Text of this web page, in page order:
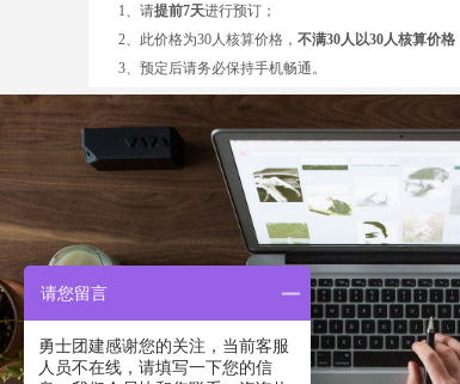
1、请提前7天进行预订；
2、此价格为30人核算价格， 不满30人以30人核算价格
3、预定后请务必保持手机畅通。
请您留言
勇士团建感谢您的关注，当前客服
人员不在线，请填写一下您的信